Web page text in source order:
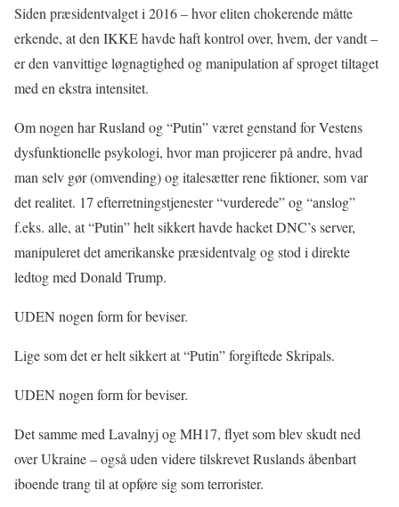
Siden præsidentvalget i 2016 – hvor eliten chokerende måtte
erkende, at den IKKE havde haft kontrol over, hvem, der vandt –
er den vanvittige løgnagtighed og manipulation af sproget tiltaget
med en ekstra intensitet.
Om nogen har Rusland og “Putin” været genstand for Vestens
dysfunktionelle psykologi, hvor man projicerer på andre, hvad
man selv gør (omvending) og italesætter rene fiktioner, som var
det realitet. 17 efterretningstjenester “vurderede” og “anslog”
f.eks. alle, at “Putin” helt sikkert havde hacket DNC’s server,
manipuleret det amerikanske præsidentvalg og stod i direkte
ledtog med Donald Trump.
UDEN nogen form for beviser.
Lige som det er helt sikkert at “Putin” forgiftede Skripals.
UDEN nogen form for beviser.
Det samme med Lavalnyj og MH17, flyet som blev skudt ned
over Ukraine – også uden videre tilskrevet Ruslands åbenbart
iboende trang til at opføre sig som terrorister.